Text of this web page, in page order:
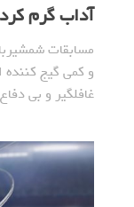
آداب گرم
مسابقات
و کمی گیج کننده
غافلگیر و بی